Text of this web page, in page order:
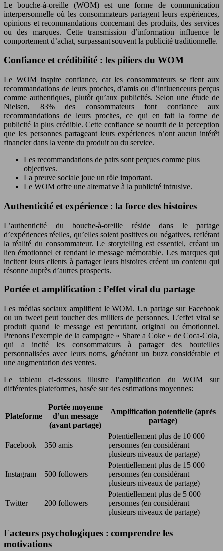
Le bouche-à-oreille (WOM) est une forme de communication
interpersonnelle où les consommateurs partagent leurs expériences,
opinions et recommandations concernant des produits, des services
ou des marques. Cette transmission d’information influence le
comportement d’achat, surpassant souvent la publicité traditionnelle.
Confiance et crédibilité : les piliers du WOM
Le WOM inspire confiance, car les consommateurs se fient aux
recommandations de leurs proches, d’amis ou d’influenceurs perçus
comme authentiques, plutôt qu’aux publicités. Selon une étude de
Nielsen, 83% des consommateurs font confiance aux
recommandations de leurs proches, ce qui en fait la forme de
publicité la plus crédible. Cette confiance se nourrit de la perception
que les personnes partageant leurs expériences n’ont aucun intérêt
financier dans la vente du produit ou du service.
Les recommandations de pairs sont perçues comme plus
objectives.
La preuve sociale joue un rôle important.
Le WOM offre une alternative à la publicité intrusive.
Authenticité et expérience : la force des histoires
L’authenticité du bouche-à-oreille réside dans le partage
d’expériences réelles, qu’elles soient positives ou négatives, reflétant
la réalité du consommateur. Le storytelling est essentiel, créant un
lien émotionnel et rendant le message mémorable. Les marques qui
incitent leurs clients à partager leurs histoires créent un contenu qui
résonne auprès d’autres prospects.
Portée et amplification : l’effet viral du partage
Les médias sociaux amplifient le WOM. Un partage sur Facebook
ou un tweet peut toucher des milliers de personnes. L’effet viral se
produit quand le message est percutant, original ou émotionnel.
Prenons l’exemple de la campagne « Share a Coke » de Coca-Cola,
qui a incité les consommateurs à partager des bouteilles
personnalisées avec leurs noms, générant un buzz considérable et
une augmentation des ventes.
Le tableau ci-dessous illustre l’amplification du WOM sur
différentes plateformes, basée sur des estimations moyennes:
Plateforme
Portée moyenne
d’un message
(avant partage)
Amplification potentielle (après
partage)
Facebook 350 amis
Potentiellement plus de 10 000
personnes (en considérant
plusieurs niveaux de partage)
Instagram 500 followers
Potentiellement plus de 15 000
personnes (en considérant
plusieurs niveaux de partage)
Twitter 200 followers
Potentiellement plus de 5 000
personnes (en considérant
plusieurs niveaux de partage)
Facteurs psychologiques : comprendre les
motivations